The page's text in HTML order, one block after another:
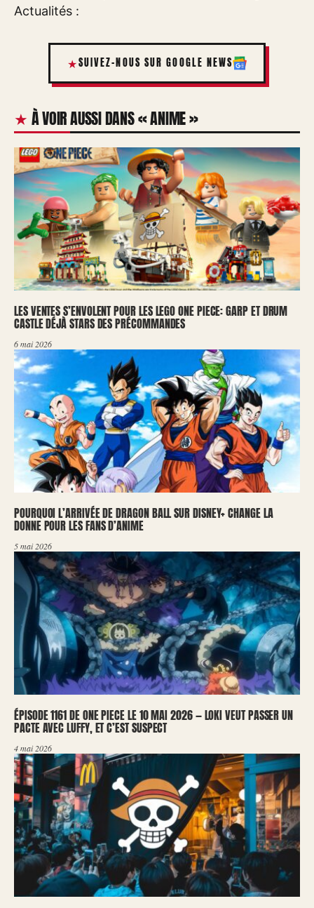
Actualités :
SUIVEZ-NOUS SUR GOOGLE NEWS
À VOIR AUSSI DANS « ANIME »
LES VENTES S’ENVOLENT POUR LES LEGO ONE PIECE: GARP ET DRUM
CASTLE DÉJÀ STARS DES PRÉCOMMANDES
6 mai 2026
POURQUOI L’ARRIVÉE DE DRAGON BALL SUR DISNEY+ CHANGE LA
DONNE POUR LES FANS D’ANIME
5 mai 2026
ÉPISODE 1161 DE ONE PIECE LE 10 MAI 2026 — LOKI VEUT PASSER UN
PACTE AVEC LUFFY, ET C’EST SUSPECT
4 mai 2026